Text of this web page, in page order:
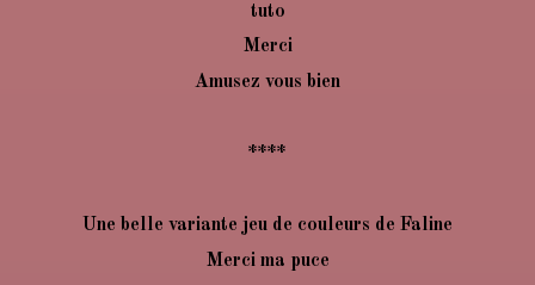
tuto
Merci
Amusez vous bien
****
Une belle variante jeu de couleurs de Faline
Merci ma puce